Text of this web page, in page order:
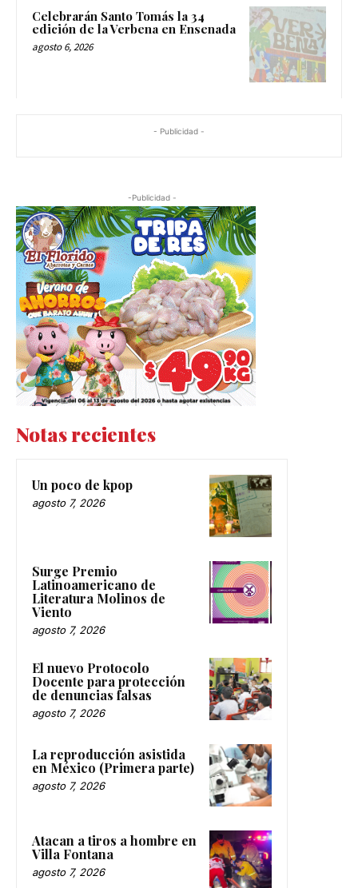
Celebrarán Santo Tomás la 34
edición de la Verbena en Ensenada
agosto 6, 2026
- Publicidad -
-Publicidad -
Notas recientes
Un poco de kpop
agosto 7, 2026
Surge Premio
Latinoamericano de
Literatura Molinos de
Viento
agosto 7, 2026
El nuevo Protocolo
Docente para protección
de denuncias falsas
agosto 7, 2026
La reproducción asistida
en México (Primera parte)
agosto 7, 2026
Atacan a tiros a hombre en
Villa Fontana
agosto 7, 2026